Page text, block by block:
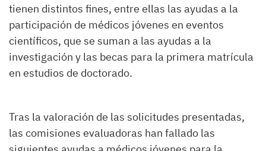
tienen distintos fines, entre ellas las ayudas a la
participación de médicos jóvenes en eventos
científicos, que se suman a las ayudas a la
investigación y las becas para la primera matrícula
en estudios de doctorado.
Tras la valoración de las solicitudes presentadas,
las comisiones evaluadoras han fallado las